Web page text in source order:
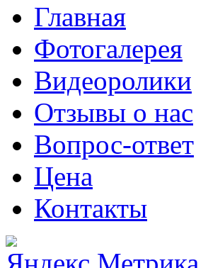
Главная
Фотогалерея
Видеоролики
Отзывы о нас
Вопрос-ответ
Цена
Контакты